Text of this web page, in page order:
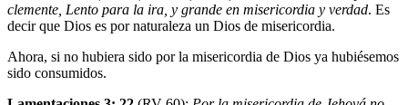
clemente, Lento para la ira, y grande en misericordia y verdad. Es
decir que Dios es por naturaleza un Dios de misericordia.
Ahora, si no hubiera sido por la misericordia de Dios ya hubiésemos
sido consumidos.